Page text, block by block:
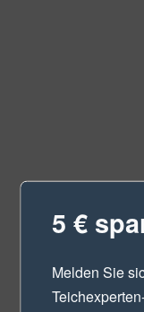
5 €
Melden Sie